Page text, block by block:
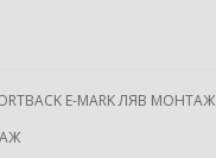
E-MARK ЛЯВ МОНТАЖ